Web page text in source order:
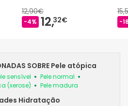
12,90€
-4% 12,32€ -
SOBRE Pele atópica
sensível
Pele normal
(xerose)
Pele madura
Hidratação